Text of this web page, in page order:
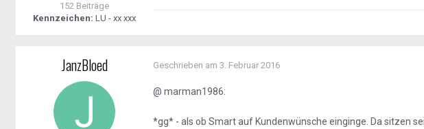
152 Beiträge
Kennzeichen: LU - xx xxx
JanzBloed Geschrieben am 3. Februar 2016
@ marman1986:
*gg* - als ob Smart auf Kundenwünsche einginge. Da sitzen